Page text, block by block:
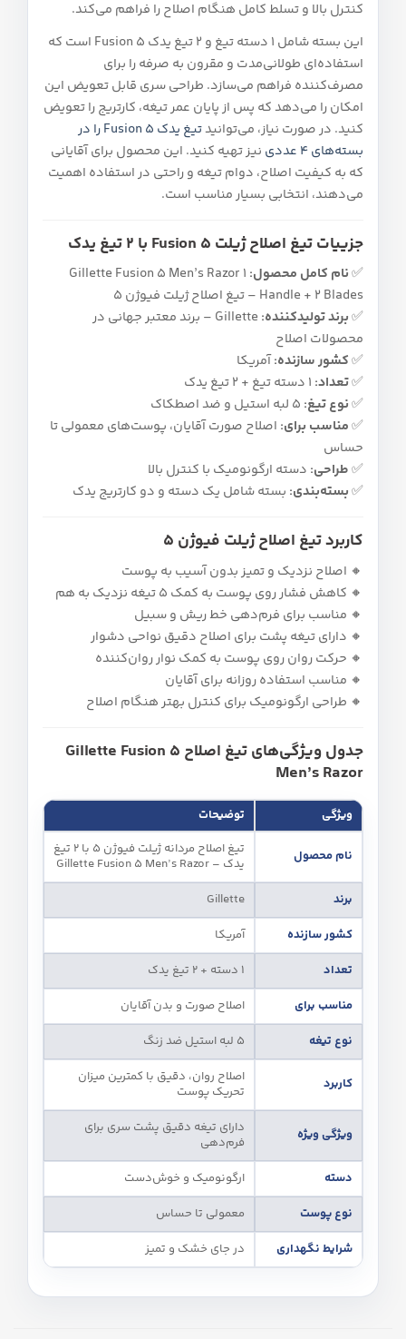
کنترل بالا و تسلط کامل هنگام اصلاح را فراهم می‌کند.
این بسته شامل 1 دسته تیغ و 2 تیغ یدک Fusion 5 است که
استفاده‌ای طولانی‌مدت و مقرون‌ به‌ صرفه را برای
مصرف‌کننده فراهم می‌سازد. طراحی سری قابل تعویض این
امکان را می‌دهد که پس از پایان عمر تیغه، کارتریج را تعویض
کنید. در صورت نیاز، می‌توانید
تیغ یدک Fusion 5 را در
بسته‌های ۴ عددی
نیز تهیه کنید. این محصول برای آقایانی
که به کیفیت اصلاح، دوام تیغه و راحتی در استفاده اهمیت
می‌دهند، انتخابی بسیار مناسب است.
جزییات تیغ اصلاح ژیلت Fusion 5 با 2 تیغ یدک
✅نام کامل محصول: Gillette Fusion 5 Men’s Razor 1
Handle + 2 Blades – تیغ اصلاح ژیلت فیوژن 5
✅برند تولیدکننده:
Gillette – برند معتبر جهانی در
محصولات اصلاح
✅کشور سازنده:آمریکا
✅تعداد:
✅نوع تیغ:
✅مناسب برای: اصلاح صورت آقایان، پوست‌های معمولی تا
حساس
✅طراحی: دسته ارگونومیک با کنترل بالا
✅بسته‌بندی: بسته شامل یک دسته و دو کارتریج یدک
کاربرد تیغ اصلاح ژیلت فیوژن 5
🔸 اصلاح نزدیک و تمیز بدون آسیب به پوست
🔸 کاهش فشار روی پوست به کمک 5 تیغه نزدیک به هم
🔸 مناسب برای فرم‌دهی خط ریش و سبیل
🔸 دارای تیغه پشت برای اصلاح دقیق نواحی دشوار
🔸 حرکت روان روی پوست به کمک نوار روان‌کننده
🔸 مناسب استفاده روزانه برای آقایان
🔸 طراحی ارگونومیک برای کنترل بهتر هنگام اصلاح
جدول ویژگی‌های تیغ اصلاح Gillette Fusion 5
Men’s Razor
ویژگی توضیحات
نام محصول
تیغ اصلاح مردانه ژیلت فیوژن 5 با 2 تیغ
یدک – Gillette Fusion 5 Men’s Razor
برند
Gillette
کشور سازنده
آمریکا
تعداد
1 دسته + 2 تیغ یدک
مناسب برای
اصلاح صورت و بدن آقایان
نوع تیغه
5 لبه استیل ضد زنگ
کاربرد
اصلاح روان، دقیق با کمترین میزان
تحریک پوست
ویژگی ویژه
دارای تیغه دقیق پشت سری برای
فرم‌دهی
دسته
ارگونومیک و خوش‌دست
نوع پوست
معمولی تا حساس
شرایط نگهداری
در جای خشک و تمیز